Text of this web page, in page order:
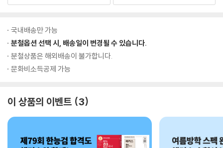
국내배송만 가능
분철옵션 선택 시, 배송일이 변경될 수 있습니다.
분철상품은 해외배송이 불가합니다.
문화비소득공제 가능
이 상품의 이벤트 3